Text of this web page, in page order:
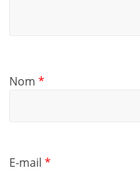
Nom*
E-mail*